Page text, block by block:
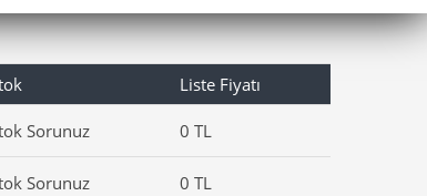
Liste Fiyatı
Sorunuz 0 TL
Sorunuz 0 TL